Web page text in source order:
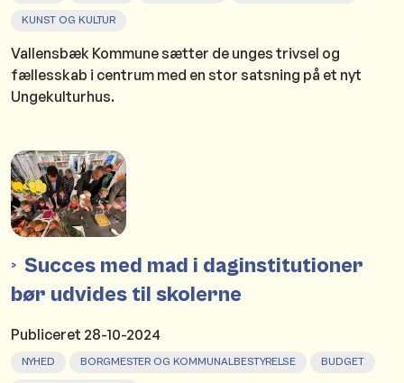
KUNST OG KULTUR
Vallensbæk Kommune sætter de unges trivsel og
fællesskab i centrum med en stor satsning på et nyt
Ungekulturhus.
Succes med mad i daginstitutioner
bør udvides til skolerne
Publiceret 28-10-2024
NYHED BORGMESTER OG KOMMUNALBESTYRELSE BUDGET